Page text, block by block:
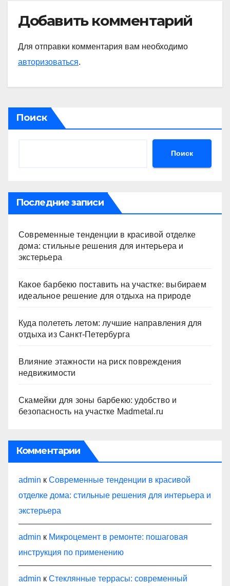
Добавить комментарий
Для отправки комментария вам необходимо
авторизоваться.
Поиск
Поиск
Последние записи
Современные тенденции в красивой отделке
дома: стильные решения для интерьера и
экстерьера
Какое барбекю поставить на участке: выбираем
идеальное решение для отдыха на природе
Куда полететь летом: лучшие направления для
отдыха из Санкт-Петербурга
Влияние этажности на риск повреждения
недвижимости
Скамейки для зоны барбекю: удобство и
безопасность на участке Madmetal.ru
Комментарии
admin к Современные тенденции в красивой
отделке дома: стильные решения для интерьера и
экстерьера
admin к Микроцемент в ремонте: пошаговая
инструкция по применению
admin к Стеклянные террасы: современный